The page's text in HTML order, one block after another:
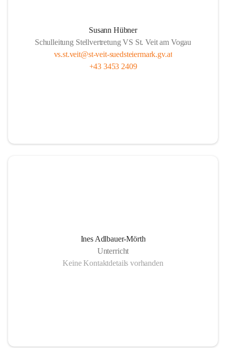
Susann Hübner
Schulleitung Stellvertretung VS St. Veit am Vogau
vs.st.veit@st-veit-suedsteiermark.gv.at
+43 3453 2409
Ines Adlbauer-Mörth
Unterricht
Keine Kontaktdetails vorhanden